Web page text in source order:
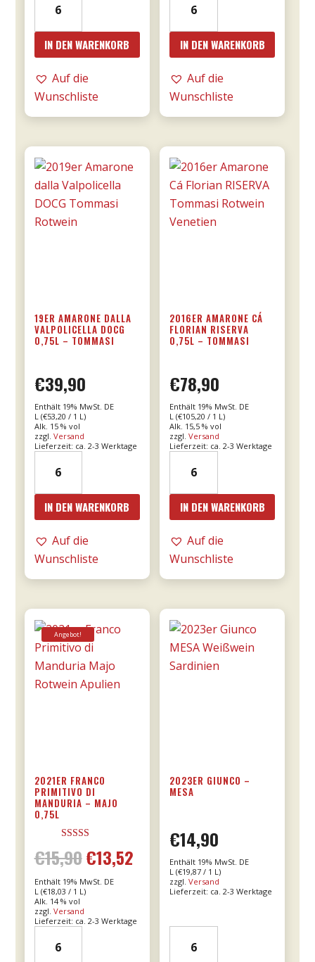
Bricco
Bonfante
DOCG
riserva
0,75l
IN DEN WARENKORB
Auf die
Wunschliste
Mille
e
una
notte
DOC
Donnafugata
Menge
IN DEN WARENKORB
Auf die
Wunschliste
19ER AMARONE DALLA
VALPOLICELLA DOCG
0,75L – TOMMASI
€39,90
Enthält 19% MwSt. DE
L (€53,20 / 1 L)
Alk. 15 % vol
zzgl. Versand
Lieferzeit: ca. 2-3 Werktage
Amarone
dalla
Valpolicella
DOCG
0,75l
Menge
IN DEN WARENKORB
Auf die
Wunschliste
2016ER AMARONE CÁ
FLORIAN RISERVA
0,75L – TOMMASI
€78,90
Enthält 19% MwSt. DE
L (€105,20 / 1 L)
Alk. 15,5 % vol
zzgl.Versand
Lieferzeit: ca. 2-3 Werktage
Amarone
Cá
Florian
RISERVA
0,75l
Menge
IN DEN WARENKORB
Auf die
Wunschliste
Angebot!
2021ER FRANCO
PRIMITIVO DI
MANDURIA – MAJO
0,75L
5.00
von 5
€15,90 Ursprünglicher
Preis
war:
€13,52Aktueller
ist:
Enthält 19% MwSt. DE
L (€18,03 / 1 L)
Alk. 14 % vol
zzgl. Versand
Lieferzeit: ca. 2-3 Werktage
Franco
2023ER GIUNCO –
MESA
€14,90
Enthält 19% MwSt. DE
L (€19,87 / 1 L)
zzgl.Versand
Lieferzeit: ca. 2-3 Werktage
Giunco